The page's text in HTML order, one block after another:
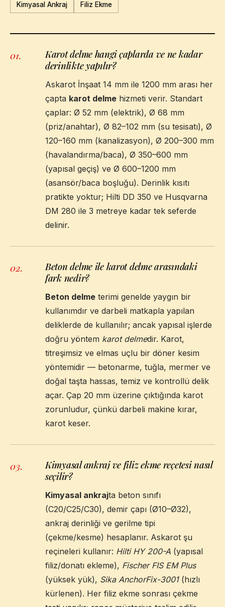
Kimyasal Ankraj Filiz Ekme
01.
Karot delme hangi çaplarda ve ne kadar
derinlikte yapılır?
Askarot İnşaat 14 mm ile 1200 mm arası her
çapta karot delme hizmeti verir. Standart
çaplar: Ø 52 mm (elektrik), Ø 68 mm
(priz/anahtar), Ø 82–102 mm (su tesisatı), Ø
120–160 mm (kanalizasyon), Ø 200–300 mm
(havalandırma/baca), Ø 350–600 mm
(yapısal geçiş) ve Ø 600–1200 mm
(asansör/baca boşluğu). Derinlik kısıtı
pratikte yoktur; Hilti DD 350 ve Husqvarna
DM 280 ile 3 metreye kadar tek seferde
delinir.
02.
Beton delme ile karot delme arasındaki
fark nedir?
Beton delme terimi genelde yaygın bir
kullanımdır ve darbeli matkapla yapılan
deliklerde de kullanılır; ancak yapısal işlerde
doğru yöntem karot delmedir. Karot,
titreşimsiz ve elmas uçlu bir döner kesim
yöntemidir — betonarme, tuğla, mermer ve
doğal taşta hassas, temiz ve kontrollü delik
açar. Çap 20 mm üzerine çıktığında karot
zorunludur, çünkü darbeli makine kırar,
karot keser.
03.
Kimyasal ankraj ve filiz ekme reçetesi nasıl
seçilir?
Kimyasal ankrajta beton sınıfı
(C20/C25/C30), demir çapı (Ø10–Ø32),
ankraj derinliği ve gerilme tipi
(çekme/kesme) hesaplanır. Askarot şu
reçineleri kullanır: Hilti HY 200-A (yapısal
filiz/donatı ekleme), Fischer FIS EM Plus
(yüksek yük), Sika AnchorFix-3001(hızlı
kürlenen). Her filiz ekme sonrası çekme